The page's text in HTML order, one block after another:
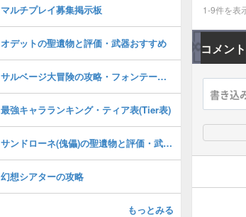
1-9件を表
コメント
マルチプレイ募集掲示板
オデットの聖遺物と評価・武器おすすめ
サルベージ大冒険の攻略・フォンテーヌ夏イベント
最強キャラランキング・ティア表(Tier表)
サンドローネ(傀儡)の聖遺物と評価・武器おすすめ
幻想シアターの攻略
もっとみる